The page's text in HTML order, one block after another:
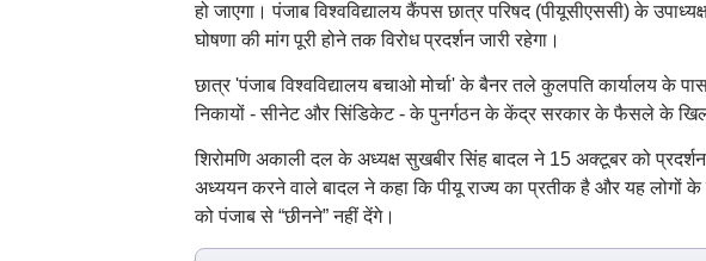
हो जाएगा। पंजाब विश्वविद्यालय कैंपस छात्र परिषद (पीयूसीएससी) के
घोषणा की मांग पूरी होने तक विरोध प्रदर्शन जारी रहेगा।
छात्र 'पंजाब विश्वविद्यालय बचाओ मोर्चा' के बैनर तले कुलपति कार्यालय के
निकायों - सीनेट और सिंडिकेट - के पुनर्गठन के केंद्र सरकार के फैसले के
शिरोमणि अकाली दल के अध्यक्ष सुखबीर सिंह बादल ने 15 अक्टूबर को
अध्ययन करने वाले बादल ने कहा कि पीयू राज्य का प्रतीक है और यह लोगों के
को पंजाब से “छीनने” नहीं देंगे।